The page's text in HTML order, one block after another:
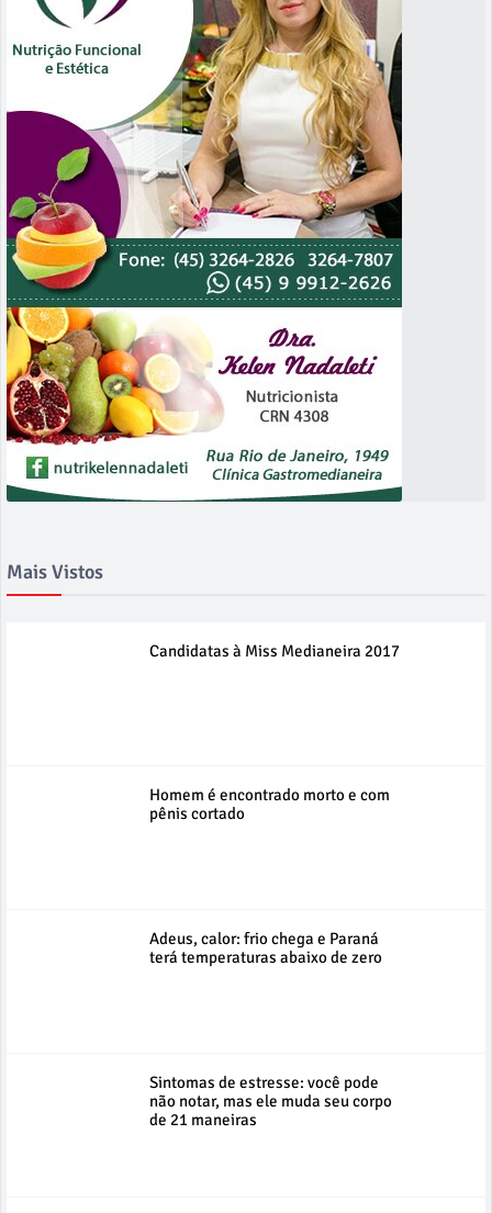
Mais Vistos
Candidatas à Miss Medianeira 2017
Homem é encontrado morto e com
pênis cortado
Adeus, calor: frio chega e Paraná
terá temperaturas abaixo de zero
Sintomas de estresse: você pode
não notar, mas ele muda seu corpo
de 21 maneiras